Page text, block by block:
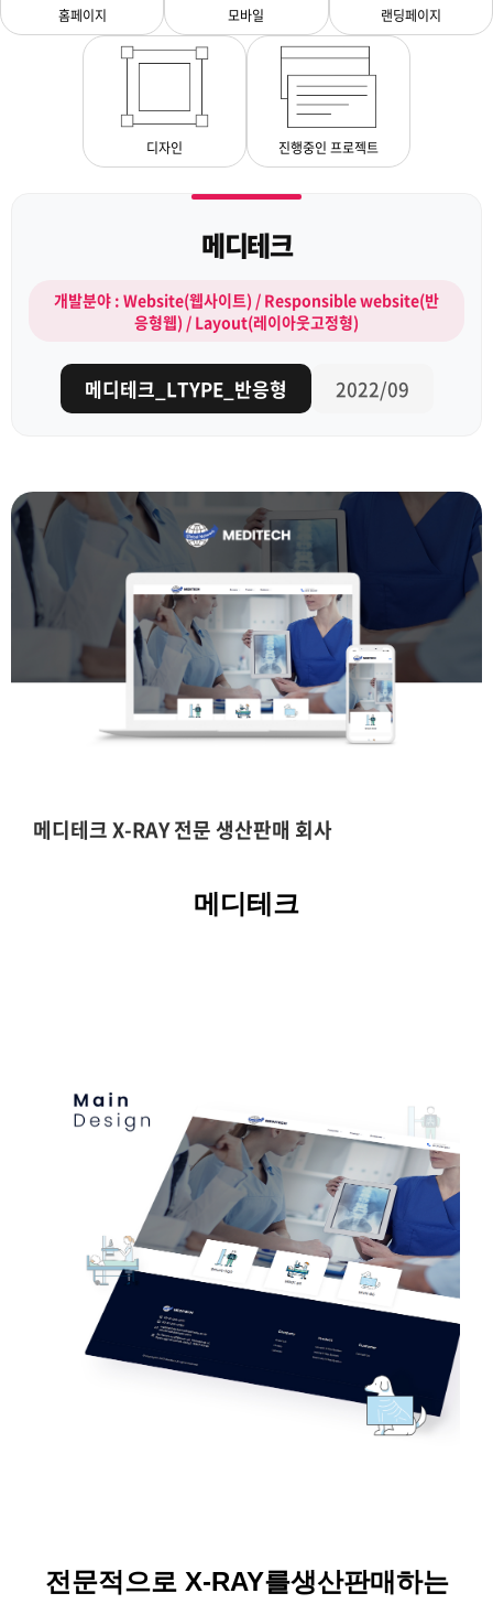
홈페이지 모바일 랜딩페이지
디자인 진행중인 프로젝트
메디테크
개발분야 : Website(웹사이트) / Responsible website(반
응형웹) / Layout(레이아웃고정형)
메디테크_LTYPE_반응형 2022/09
메디테크 X-RAY 전문 생산판매 회사
메디테크
전문적으로 X-RAY를생산판매하는